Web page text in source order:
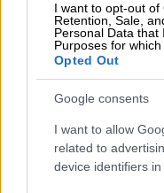
I want to opt-out of
Retention, Sale,
Personal Data that
Purposes for which
Opted Out
Google consents
I want to allow
related to
device identifiers in
Ο πλούτος του
υποθέσειςπου του
κερδίσει. Επί 15